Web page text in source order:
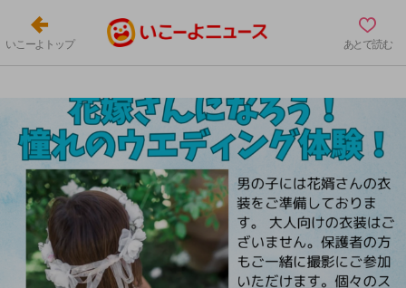
いこーよトップ あとで読む